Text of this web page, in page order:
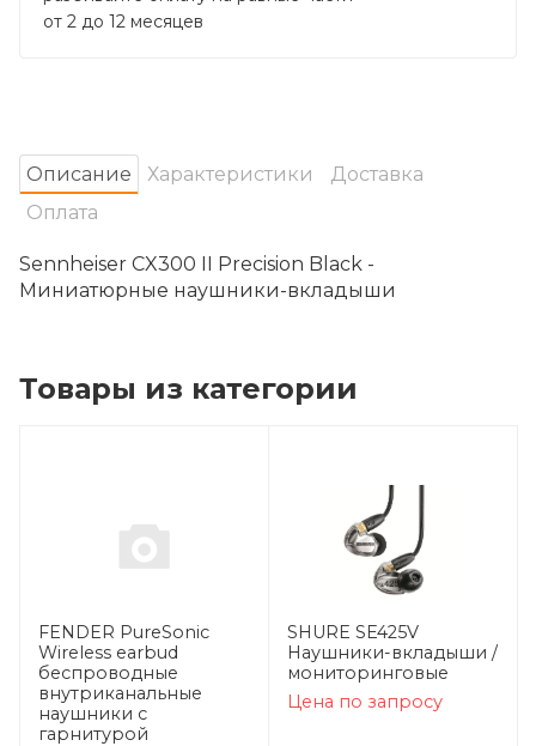
от 2 до 12 месяцев
Oписание Характеристики
Доставка
Оплата
Sennheiser CX300 II Precision Black -
Миниатюрные наушники-вкладыши
Товары из категории
FENDER PureSonic
Wireless earbud
беспроводные
внутриканальные
наушники с
гарнитурой
SHURE SE425V
Наушники-вкладыши /
мониторинговые
Цена по запросу